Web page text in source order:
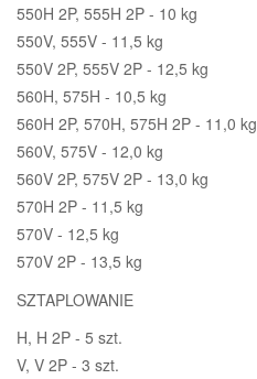
550H 2P, 555H 2P - 10 kg
550V, 555V - 11,5 kg
550V 2P, 555V 2P - 12,5 kg
560H, 575H - 10,5 kg
560H 2P, 570H, 575H 2P - 11,0 kg
560V, 575V - 12,0 kg
560V 2P, 575V 2P - 13,0 kg
570H 2P - 11,5 kg
570V - 12,5 kg
570V 2P - 13,5 kg
SZTAPLOWANIE
H, H 2P - 5 szt.
V, V 2P - 3 szt.